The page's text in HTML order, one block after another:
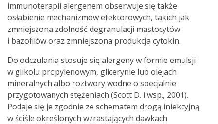
immunoterapii alergenem obserwuje się także
osłabienie mechanizmów efektorowych, takich jak
zmniejszona zdolność degranulacji mastocytów
i bazofilów oraz zmniejszona produkcja cytokin.
Do odczulania stosuje się alergeny w formie emulsji
w glikolu propylenowym, glicerynie lub olejach
mineralnych albo roztwory wodne o specjalnie
przygotowanych stężeniach (Scott D. i wsp., 2001).
Podaje się je zgodnie ze schematem drogą iniekcyjną
w ściśle określonych wzrastających dawkach